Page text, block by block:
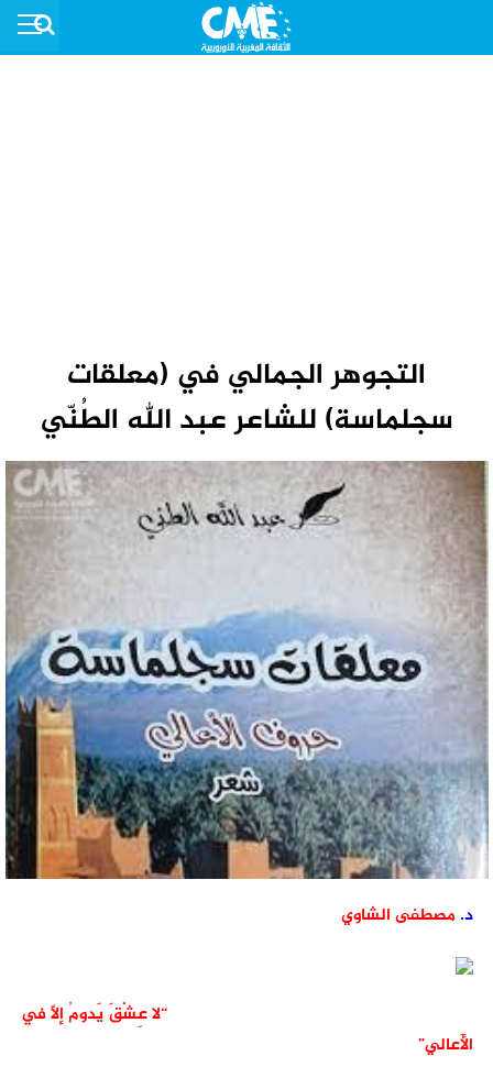
التجوهر الجمالي في (معلقات
سجلماسة) للشاعر عبد الله الطُنّي
د.مصطفى الشاوي
“لا عِشْقَ يَدومُ إلاّ في
الأَعالي”